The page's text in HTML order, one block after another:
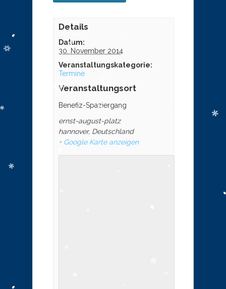
Details
Datum:
30. November 2014
Veranstaltungskategorie:
Termine
Veranstaltungsort
Benefiz-Spaziergang
ernst-august-platz
hannover, Deutschland
+ Google Karte anzeigen